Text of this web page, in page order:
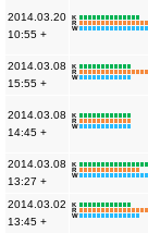
2014.03.20
10:55 +
K
R
W
2014.03.08
15:55 +
K
R
W
2014.03.08
14:45 +
K
R
W
2014.03.08
13:27 +
K
R
W
2014.03.02
13:45 +
K
R
W